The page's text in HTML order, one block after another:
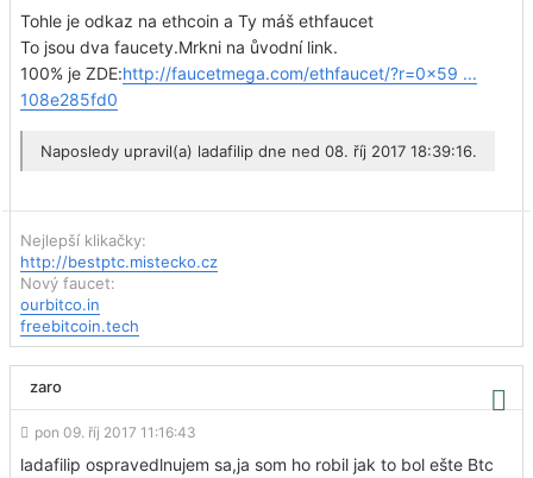
Tohle je odkaz na ethcoin a Ty máš ethfaucet
To jsou dva faucety.Mrkni na ůvodní link.
100% je ZDE:http://faucetmega.com/ethfaucet/?r=0x59 ...
108e285fd0
Naposledy upravil(a) ladafilip dne ned 08. říj 2017 18:39:16.
Nejlepší klikačky:
http://bestptc.mistecko.cz
Nový faucet:
ourbitco.in
freebitcoin.tech
zaro
pon 09. říj 2017 11:16:43
ladafilip ospravedlnujem sa,ja som ho robil jak to bol ešte Btc